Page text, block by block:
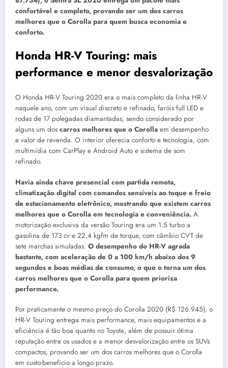
confortável e completo, provando ser um dos carros
melhores que o Corolla para quem busca economia e
conforto.
Honda HR-V Touring: mais
performance e menor desvalorização
O Honda HR-V Touring 2020 era o mais completo da linha HR-V
naquele ano, com um visual discreto e refinado, faróis full LED e
rodas de 17 polegadas diamantadas, sendo considerado por
alguns um dos carros melhores que o Corolla em desempenho
e valor de revenda. O interior oferecia conforto e tecnologia, com
multimídia com CarPlay e Android Auto e sistema de som
refinado.
Havia ainda chave presencial com partida remota,
climatização digital com comandos sensíveis ao toque e freio
de estacionamento eletrônico, mostrando que existem carros
melhores que o Corolla em tecnologia e conveniência. A
motorização exclusiva da versão Touring era um 1.5 turbo a
gasolina de 173 cv e 22,4 kgfm de torque, com câmbio CVT de
sete marchas simuladas. O desempenho do HR-V agrada
bastante, com aceleração de 0 a 100 km/h abaixo dos 9
segundos e boas médias de consumo, o que o torna um dos
carros melhores que o Corolla para quem prioriza
performance.
Por praticamente o mesmo preço do Corolla 2020 (R$ 126.945), o
HR-V Touring entrega mais performance, mais equipamentos e a
eficiência é tão boa quanto no Toyota, além de possuir ótima
reputação entre os usados e a menor desvalorização entre os SUVs
compactos, provando ser um dos carros melhores que o Corolla
em custo-benefício a longo prazo.